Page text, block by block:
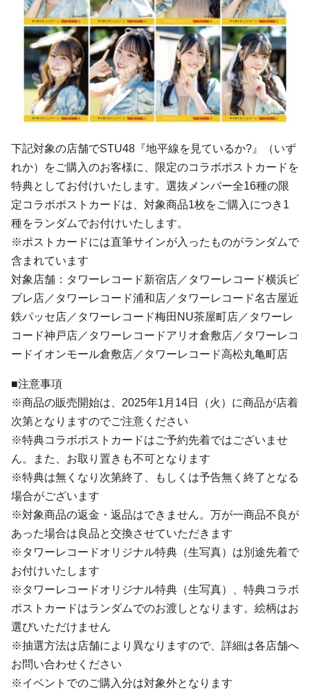
下記対象の店舗でSTU48『地平線を見ているか?』（いず
れか）をご購入のお客様に、限定のコラボポストカードを
特典としてお付けいたします。選抜メンバー全16種の限
定コラボポストカードは、対象商品1枚をご購入につき1
種をランダムでお付けいたします。
※ポストカードには直筆サインが入ったものがランダムで
含まれています
対象店舗：タワーレコード新宿店／タワーレコード横浜ビ
ブレ店／タワーレコード浦和店／タワーレコード名古屋近
鉄パッセ店／タワーレコード梅田NU茶屋町店／タワーレ
コード神戸店／タワーレコードアリオ倉敷店／タワーレコ
ードイオンモール倉敷店／タワーレコード高松丸亀町店
■注意事項
※商品の販売開始は、2025年1月14日（火）に商品が店着
次第となりますのでご注意ください
※特典コラボポストカードはご予約先着ではございませ
ん。また、お取り置きも不可となります
※特典は無くなり次第終了、もしくは予告無く終了となる
場合がございます
※対象商品の返金・返品はできません。万が一商品不良が
あった場合は良品と交換させていただきます
※タワーレコードオリジナル特典（生写真）は別途先着で
お付けいたします
※タワーレコードオリジナル特典（生写真）、特典コラボ
ポストカードはランダムでのお渡しとなります。絵柄はお
選びいただけません
​※抽選方法は店舗により異なりますので、詳細は各店舗へ
お問い合わせください
※イベントでのご購入分は対象外となります